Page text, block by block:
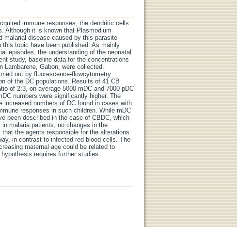
immune responses, the dendritic cells
Although it is known that Plasmodium
malarial disease caused by this parasite
topic have been published. As mainly
episodes, the understanding of the neonatal
study, baseline data for the concentrations
Lambarene, Gabon, were collected.
out by fluorescence-flowcytometry
of the DC populations. Results of 41 CB
of 2:3, on average 5000 mDC and 7000 pDC
numbers were significantly higher. The
increased numbers of DC found in cases with
responses in such children. While mDC
been described in the case of CBDC, which
malaria patients, no changes in the
the agents responsible for the alterations
in contrast to infected red blood cells. The
maternal age could be related to
requires further studies.